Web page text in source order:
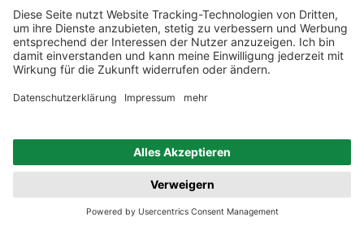
Österreich Reise Teil 1
Die Österreicher sind schon grundsätzlich ein
kulinarisch verwöhntes Volk. Nicht minder vielschichtig
und komplex ist die Weltklasse-Weinkultur. Österreich
WEITERLESEN